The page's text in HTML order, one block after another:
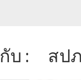
บ : สป